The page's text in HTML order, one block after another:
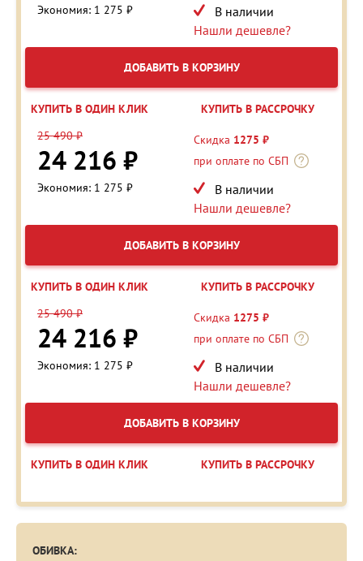
Экономия: 1 275 ₽
В наличии
Нашли дешевле?
ДОБАВИТЬ В КОРЗИНУ
КУПИТЬ В ОДИН КЛИК
КУПИТЬ В РАССРОЧКУ
25 490 ₽
24 216 ₽
Экономия: 1 275 ₽
Скидка 1275 ₽
при оплате по СБП
В наличии
Нашли дешевле?
ДОБАВИТЬ В КОРЗИНУ
КУПИТЬ В ОДИН КЛИК
КУПИТЬ В РАССРОЧКУ
25 490 ₽
24 216 ₽
Экономия: 1 275 ₽
Скидка 1275 ₽
при оплате по СБП
В наличии
Нашли дешевле?
ДОБАВИТЬ В КОРЗИНУ
КУПИТЬ В ОДИН КЛИК КУПИТЬ В РАССРОЧКУ
ОБИВКА: